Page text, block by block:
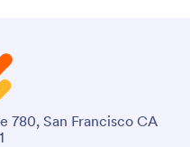
780, San Francisco CA